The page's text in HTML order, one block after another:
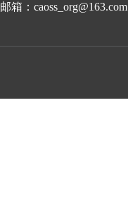
邮箱：caoss_org@163.com